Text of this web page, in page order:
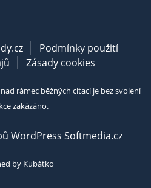
Podmínky použití
Zásady cookies
rámec běžných citací je bez svolení
zakázáno.
WordPress Softmedia.cz
by Kubátko